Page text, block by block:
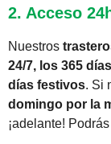
2. Acceso
Nuestros
24/7, los 365
días festivos. Si
domingo por la
¡adelante!